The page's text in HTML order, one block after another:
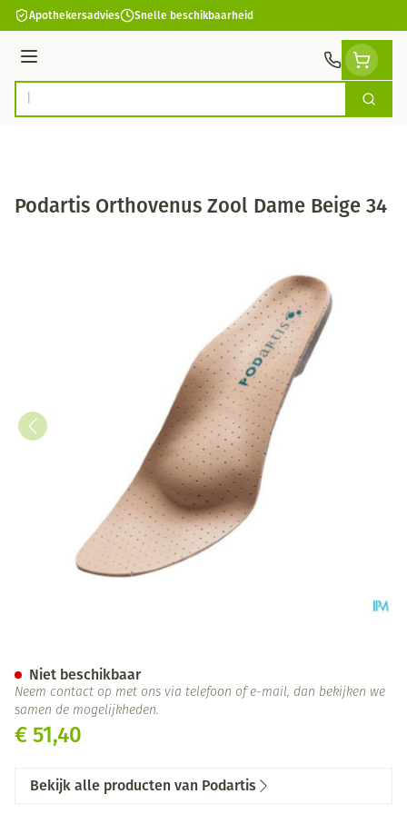
Ga naar de inhoud
Apothekersadvies Snelle beschikbaarheid
Menu
Product, merk, categorie... Zoek
Podartis Orthovenus Zool Dame Beige 34
€ 51,40
Niet beschikbaar
Neem contact op met ons via telefoon of e-mail, dan bekijken we
samen de mogelijkheden.
Bekijk alle producten van Podartis